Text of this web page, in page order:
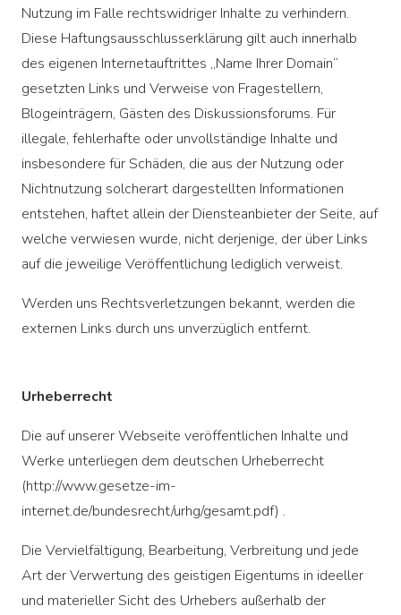
Nutzung im Falle rechtswidriger Inhalte zu verhindern.
Diese Haftungsausschlusserklärung gilt auch innerhalb
des eigenen Internetauftrittes „Name Ihrer Domain“
gesetzten Links und Verweise von Fragestellern,
Blogeinträgern, Gästen des Diskussionsforums. Für
illegale, fehlerhafte oder unvollständige Inhalte und
insbesondere für Schäden, die aus der Nutzung oder
Nichtnutzung solcherart dargestellten Informationen
entstehen, haftet allein der Diensteanbieter der Seite, auf
welche verwiesen wurde, nicht derjenige, der über Links
auf die jeweilige Veröffentlichung lediglich verweist.
Werden uns Rechtsverletzungen bekannt, werden die
externen Links durch uns unverzüglich entfernt.
Urheberrecht
Die auf unserer Webseite veröffentlichen Inhalte und
Werke unterliegen dem deutschen Urheberrecht
(http://www.gesetze-im-
internet.de/bundesrecht/urhg/gesamt.pdf) .
Die Vervielfältigung, Bearbeitung, Verbreitung und jede
Art der Verwertung des geistigen Eigentums in ideeller
und materieller Sicht des Urhebers außerhalb der